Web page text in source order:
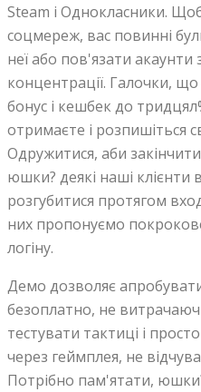
Steam і Однокласники.
соцмереж, вас повинні
неї або пов'язати акаунти
концентрації. Галочки,
бонус і кешбек до
отримаєте і розпишіться
Одружитися, аби
юшки? деякі наші клієнти
розгубитися протягом
них пропонуємо
логіну.
Демо дозволяє апробувати
безоплатно, не
тестувати тактиці і
через геймплея, не
Потрібно пам'ятати,